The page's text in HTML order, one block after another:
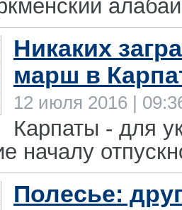
Никаких
марш в
12 июля 2016 |
Карпаты - для
началу
Полесье: